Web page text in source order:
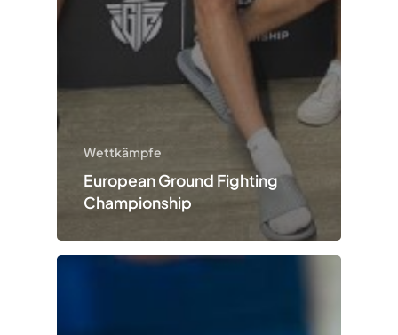
Wettkämpfe
European Ground Fighting
Championship